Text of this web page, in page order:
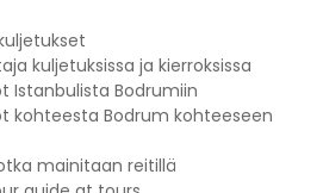
kuljetuksissa ja kierroksissa
Istanbulista Bodrumiin
kohteesta Bodrum kohteeseen
mainitaan reitillä